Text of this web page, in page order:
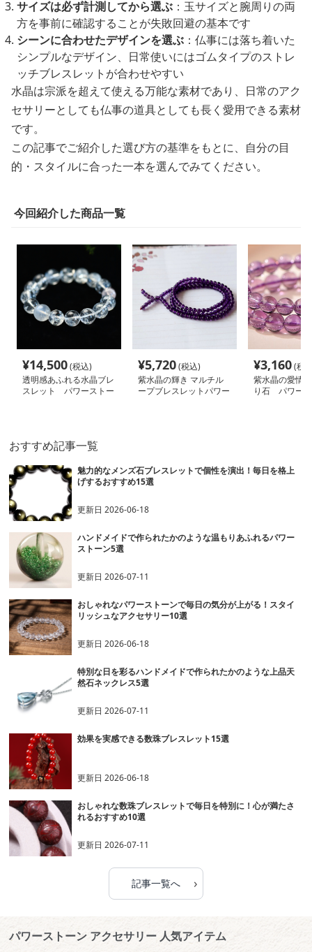
サイズは必ず計測してから選ぶ ：玉サイズと腕周りの両
方を事前に確認することが失敗回避の基本です
シーンに合わせたデザインを選ぶ ：仏事には落ち着いた
シンプルなデザイン、日常使いにはゴムタイプのストレ
ッチブレスレットが合わせやすい
水晶は宗派を超えて使える万能な素材であり、日常のアク
セサリーとしても仏事の道具としても長く愛用できる素材
です。
この記事でご紹介した選び方の基準をもとに、自分の目
的・スタイルに合った一本を選んでみてください。
今回紹介した商品一覧
¥14,500(税込)
透明感あふれる水晶ブレ
スレット パワーストー
¥5,720(税込)
紫水晶の輝き マルチル
ープブレスレットパワー
¥3,160(税
紫水晶の愛情
り石 パワー
おすすめ記事一覧
魅力的なメンズ石ブレスレットで個性を演出！毎日を格上
げするおすすめ15選
更新日2026-06-18
ハンドメイドで作られたかのような温もりあふれるパワー
ストーン5選
更新日2026-07-11
おしゃれなパワーストーンで毎日の気分が上がる！スタイ
リッシュなアクセサリー10選
更新日2026-06-18
特別な日を彩るハンドメイドで作られたかのような上品天
然石ネックレス5選
更新日2026-07-11
効果を実感できる数珠ブレスレット15選
更新日2026-06-18
おしゃれな数珠ブレスレットで毎日を特別に！心が満たさ
れるおすすめ10選
更新日2026-07-11
記事一覧へ ›
パワーストーン アクセサリー 人気アイテム